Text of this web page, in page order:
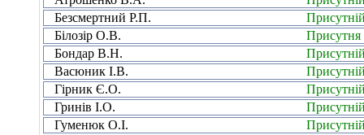
Безсмертний Р.П.
Білозір О.В.
Присутня
Бондар В.Н.
Васюник І.В.
Гірник Є.О.
Гринів І.О.
Гуменюк О.І.